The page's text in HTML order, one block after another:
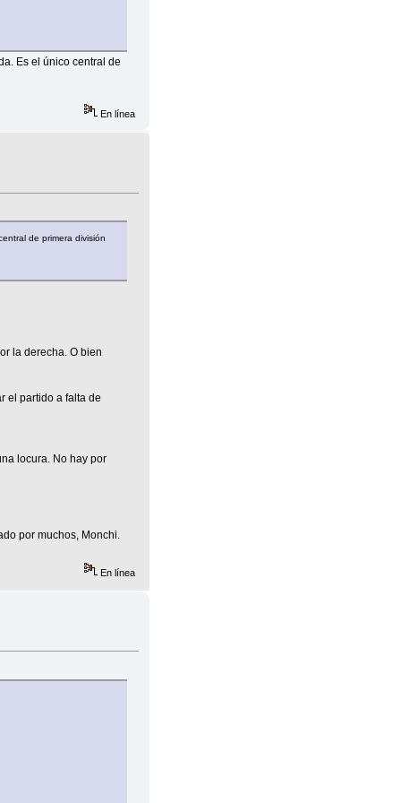
Es el único central de
En línea
de primera división
la derecha. O bien
el partido a falta de
locura. No hay por
por muchos, Monchi.
En línea